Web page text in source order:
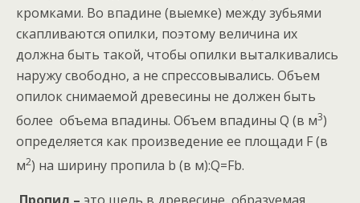
кромками. Во впадине (выемке) между зубьями
скапливаются опилки, поэтому величина их
должна быть такой, чтобы опилки выталкивались
наружу свободно, а не спрессовывались. Объем
опилок снимаемой древесины не должен быть
более объема впадины. Объем впадины Q (в м3)
определяется как произведение ее площади F (в
м2) на ширину пропила b (в м):Q=Fb.